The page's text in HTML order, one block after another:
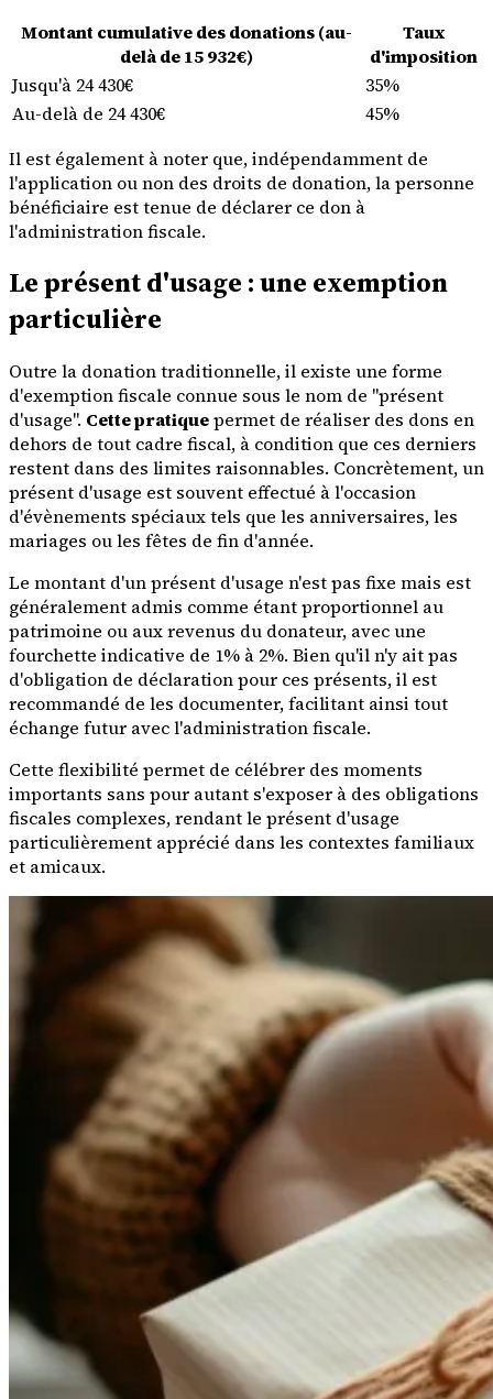
Montant cumulative des donations (au-
delà de 15 932€)
Taux
d'imposition
Jusqu'à 24 430€
35%
Au-delà de 24 430€
45%
Il est également à noter que, indépendamment de
l'application ou non des droits de donation, la personne
bénéficiaire est tenue de déclarer ce don à
l'administration fiscale.
Le présent d'usage : une exemption
particulière
Outre la donation traditionnelle, il existe une forme
d'exemption fiscale connue sous le nom de "présent
d'usage". Cette pratiquepermet de réaliser des dons en
dehors de tout cadre fiscal, à condition que ces derniers
restent dans des limites raisonnables. Concrètement, un
présent d'usage est souvent effectué à l'occasion
d'évènements spéciaux tels que les anniversaires, les
mariages ou les fêtes de fin d'année.
Le montant d'un présent d'usage n'est pas fixe mais est
généralement admis comme étant proportionnel au
patrimoine ou aux revenus du donateur, avec une
fourchette indicative de 1% à 2%. Bien qu'il n'y ait pas
d'obligation de déclaration pour ces présents, il est
recommandé de les documenter, facilitant ainsi tout
échange futur avec l'administration fiscale.
Cette flexibilité permet de célébrer des moments
importants sans pour autant s'exposer à des obligations
fiscales complexes, rendant le présent d'usage
particulièrement apprécié dans les contextes familiaux
et amicaux.